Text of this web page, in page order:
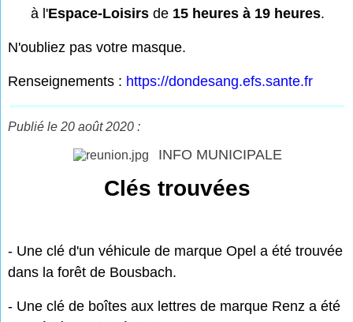
à l'Espace-Loisirsde 15 heures à 19 heures.
N'oubliez pas votre masque.
Renseignements : https://dondesang.efs.sante.fr
Publié le 20 août 2020 :
INFO MUNICIPALE
Clés trouvées
- Une clé d'un véhicule de marque Opel a été trouvée
dans la forêt de Bousbach.
- Une clé de boîtes aux lettres de marque Renz a été